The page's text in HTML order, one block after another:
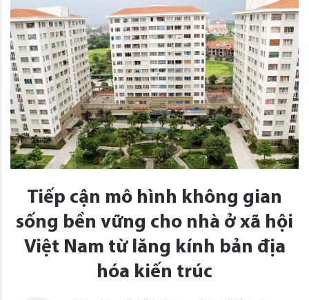
Tiếp cận mô hình không gian
sống bền vững cho nhà ở xã hội
Việt Nam từ lăng kính bản địa
hóa kiến trúc